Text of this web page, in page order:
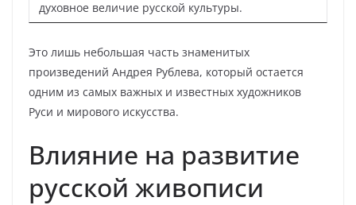
духовное величие русской культуры.
Это лишь небольшая часть знаменитых
произведений Андрея Рублева, который остается
одним из самых важных и известных художников
Руси и мирового искусства.
Влияние на развитие
русской живописи